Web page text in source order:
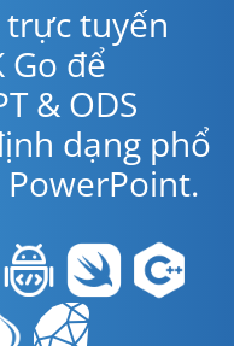
tuyến
Go để
& ODS
dạng phổ
PowerPoint.